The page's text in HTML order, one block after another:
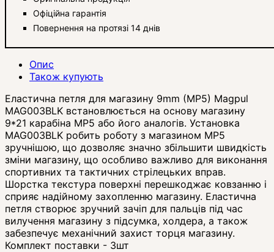
Офіційна гарантія
Повернення на протязі 14 днів
Опис
Також купують
Еластична петля для магазину 9mm (MP5) Magpul
MAG003BLK встановлюється на основу магазину
9*21 карабіна MP5 або його аналогів. Установка
MAG003BLK робить роботу з магазином MP5
зручнішою, що дозволяє значно збільшити швидкість
зміни магазину, що особливо важливо для виконання
спортивних та тактичних стрілецьких вправ.
Шорстка текстура поверхні перешкоджає ковзанню і
сприяє надійному захопленню магазину. Еластична
петля створює зручний зачіп для пальців під час
вилучення магазину з підсумка, холдера, а також
забезпечує механічний захист торця магазину.
Комплект поставки - 3шт